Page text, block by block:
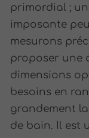
primordial ;
imposante
mesurons
proposer une
dimensions
besoins en
grandement
de bain. Il est